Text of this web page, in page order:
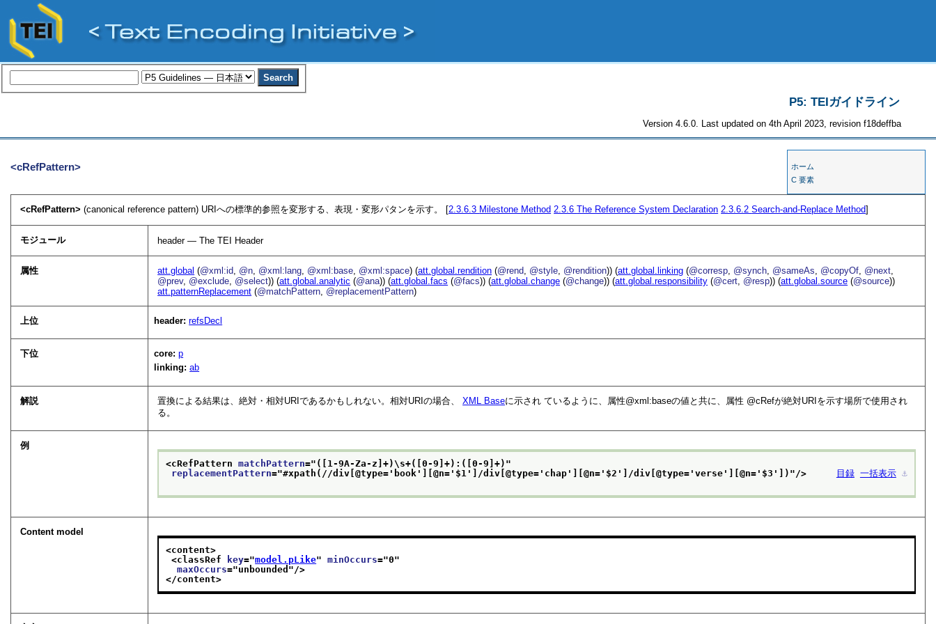
P5: TEIガイドライン
Version 4.6.0. Last updated on 4th April 2023, revision f18deffba
ホーム
C 要素
<cRefPattern>
<cRefPattern>(canonical reference pattern) URIへの標準的参照を変形する、表現・変形パタンを示す。 [2.3.6.3 Milestone Method 2.3.6The Reference System Declaration 2.3.6.2Search-and-Replace Method]
モジュール header — The TEI Header
属性 att.global (@xml:id @n @xml:lang @xml:base @xml:space) (att.global.rendition (@rend @style @rendition)) (att.global.linking (@corresp @synch @sameAs @copyOf @next
@prev, @exclude @select)) (att.global.analytic (@ana)) (att.global.facs (@facs)) (att.global.change (@change)) (att.global.responsibility (@cert @resp)) (att.global.source (@source))
att.patternReplacement (@matchPattern @replacementPattern)
上位 header:refsDecl
下位 core:p
linking:ab
解説 置換による結果は、絶対・相対URIであるかもしれない。相対URIの場合、XML Baseに示され ているように、属性 xml:baseの値と共に、属性 cRefが絶対URIを示す場所で使用され
る。
例
<cRefPattern matchPattern=" ([1-9A-Za-z]+)\s+([0-9]+):([0-9]+) "
replacementPattern="#xpath(//div[@type='book'][@n='$1']/div[@type='chap'][@n='$2']/div[@type='verse'][@n='$3']) "/> 目録 一括表示 ⚓︎
Content model
<content>
<classRef
key="model.pLike" minOccurs="0"
maxOccurs="unbounded "/>
</content>